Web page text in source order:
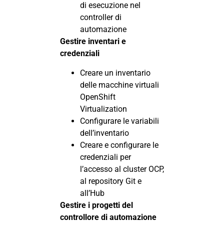
di esecuzione nel
controller di
automazione
Gestire inventari e
credenziali
Creare un inventario
delle macchine virtuali
OpenShift
Virtualization
Configurare le variabili
dell’inventario
Creare e configurare le
credenziali per
l’accesso al cluster OCP,
al repository Git e
all’Hub
Gestire i progetti del
controllore di automazione